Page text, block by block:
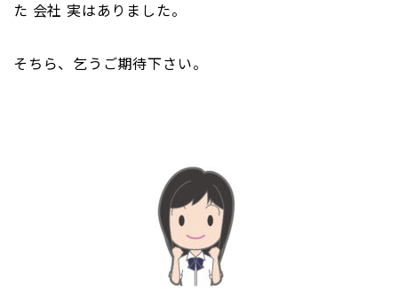
た 会社 実はありました。
そちら、乞うご期待下さい。